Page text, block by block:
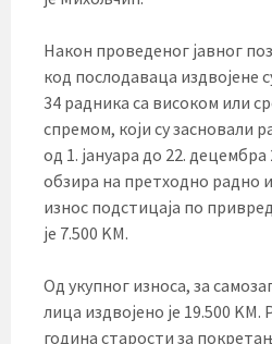
Након проведеног јавног
код послодаваца издвојене
34 радника са високом или
спремом, који су засновали
од 1. јануара до 22. децембра
обзира на претходно радно
износ подстицаја по
је 7.500 KМ.
Од укупног износа, за
лица издвојено је 19.500 KМ.
година старости за